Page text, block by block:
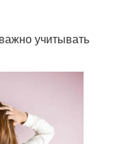
учитывать